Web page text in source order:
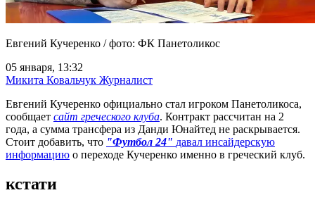
Евгений Кучеренко / фото: ФК Панетоликос
05 января, 13:32
Микита Ковальчук Журналист
Евгений Кучеренко официально стал игроком Панетоликоса,
сообщает сайт греческого клуба. Контракт рассчитан на 2
года, а сумма трансфера из Данди Юнайтед не раскрывается.
Стоит добавить, что "Футбол 24" давал инсайдерскую
информацию о переходе Кучеренко именно в греческий клуб.
кстати